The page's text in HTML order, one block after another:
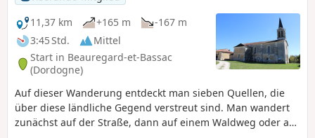
11,37 km
+165 m
-167 m
3:45 Std.
Mittel
Start in Beauregard-et-Bassac
(Dordogne)
Auf dieser Wanderung entdeckt man sieben Quellen, die
über diese ländliche Gegend verstreut sind. Man wandert
zunächst auf der Straße, dann auf einem Waldweg oder auf